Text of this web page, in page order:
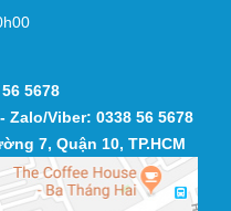
5678
- Zalo/Viber: 0338 56 5678
7, Quận 10, TP.HCM